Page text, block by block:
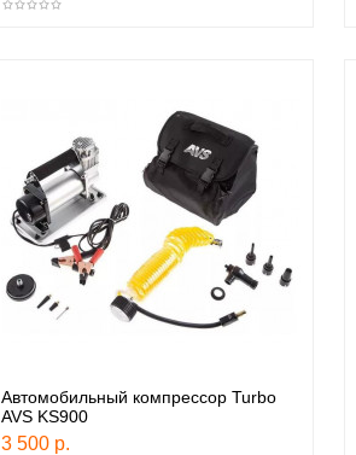
Автомобильный компрессор Turbo
AVS KS900
3 500 р.